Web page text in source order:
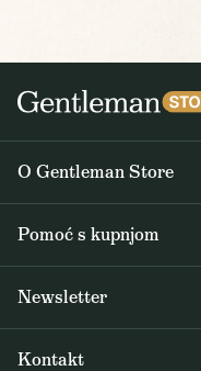
O Gentleman Store
Pomoć s kupnjom
Opći uvjeti poslovanja
Newsletter
novim proizvodima i
Kontakt